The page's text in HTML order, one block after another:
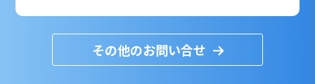
その他のお問い合せ